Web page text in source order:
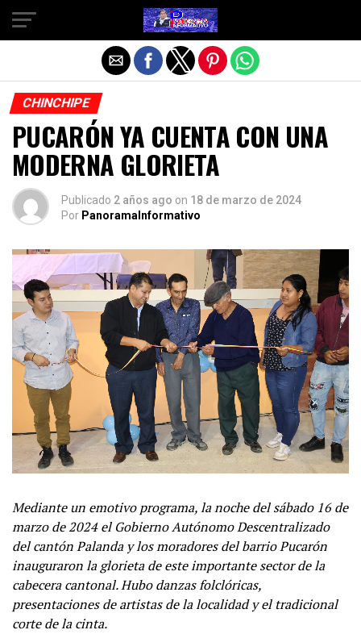
CHINCHIPE
PUCARÓN YA CUENTA CON UNA
MODERNA GLORIETA
Publicado 2 años ago on 18 de marzo de 2024
Por PanoramaInformativo
Mediante un emotivo programa, la noche del sábado 16 de
marzo de 2024 el Gobierno Autónomo Descentralizado
del cantón Palanda y los moradores del barrio Pucarón
inauguraron la glorieta de este importante sector de la
cabecera cantonal. Hubo danzas folclóricas,
presentaciones de artistas de la localidad y el tradicional
corte de la cinta.
Salir de la versión móvil